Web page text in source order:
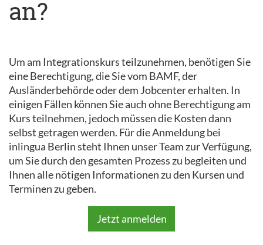
an?
Um am Integrationskurs teilzunehmen, benötigen Sie
eine Berechtigung, die Sie vom BAMF, der
Ausländerbehörde oder dem Jobcenter erhalten. In
einigen Fällen können Sie auch ohne Berechtigung am
Kurs teilnehmen, jedoch müssen die Kosten dann
selbst getragen werden. Für die Anmeldung bei
inlingua Berlin steht Ihnen unser Team zur Verfügung,
um Sie durch den gesamten Prozess zu begleiten und
Ihnen alle nötigen Informationen zu den Kursen und
Terminen zu geben.
Jetzt anmelden